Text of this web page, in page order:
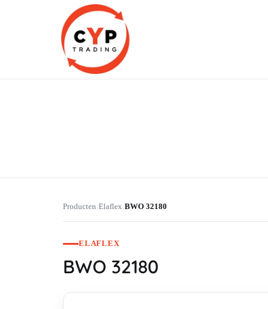
Producten›Elaflex›BWO 32180
ELAFLEX
BWO 32180